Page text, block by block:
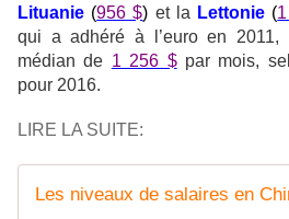
Lituanie (956 $) et la Lettonie (
qui a adhéré à l’euro en 2011,
médian de 1 256 $ par mois,
pour 2016.
LIRE LA SUITE: